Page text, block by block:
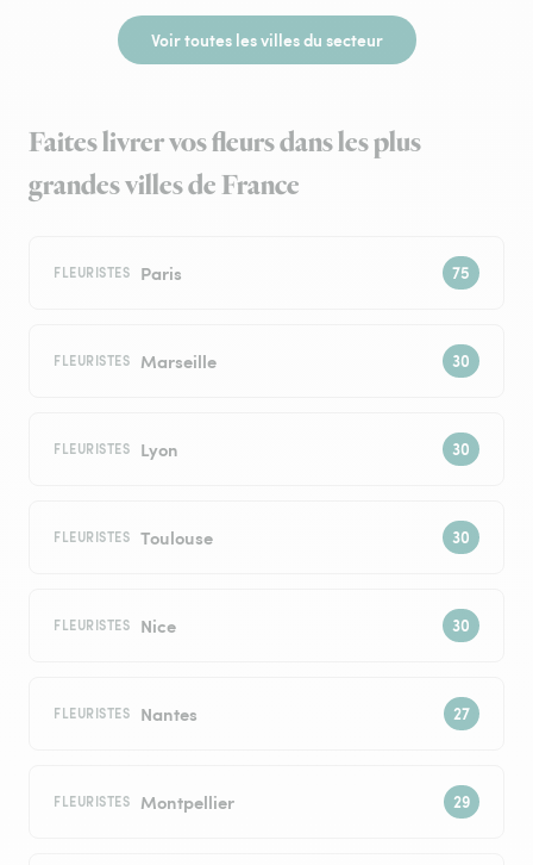
Voir toutes les villes du secteur
Faites livrer vos fleurs dans les plus
grandes villes de France
FLEURISTES Paris
FLEURISTES Marseille
FLEURISTES Lyon
FLEURISTES Toulouse
FLEURISTES Nice
FLEURISTES Nantes
FLEURISTES Montpellier